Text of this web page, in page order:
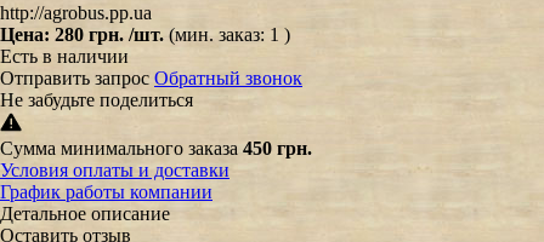
http://agrobus.pp.ua
Цена: 280 грн. /шт. (мин. заказ: 1 )
Есть в наличии
Отправить запрос Обратный звонок
Не забудьте поделиться
Сумма минимального заказа 450 грн.
Условия оплаты и доставки
График работы компании
Детальное описание
Оставить отзыв